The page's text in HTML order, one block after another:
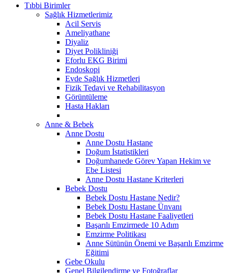
Tıbbi Birimler
Sağlık Hizmetlerimiz
Acil Servis
Ameliyathane
Diyaliz
Diyet Polikliniği
Eforlu EKG Birimi
Endoskopi
Evde Sağlık Hizmetleri
Fizik Tedavi ve Rehabilitasyon
Görüntüleme
Hasta Hakları
Anne & Bebek
Anne Dostu
Anne Dostu Hastane
Doğum İstatistikleri
Doğumhanede Görev Yapan Hekim ve
Ebe Listesi
Anne Dostu Hastane Kriterleri
Bebek Dostu
Bebek Dostu Hastane Nedir?
Bebek Dostu Hastane Ünvanı
Bebek Dostu Hastane Faaliyetleri
Başarılı Emzirmede 10 Adım
Emzirme Politikası
Anne Sütünün Önemi ve Başarılı Emzirme
Eğitimi
Gebe Okulu
Genel Bilgilendirme ve Fotoğraflar